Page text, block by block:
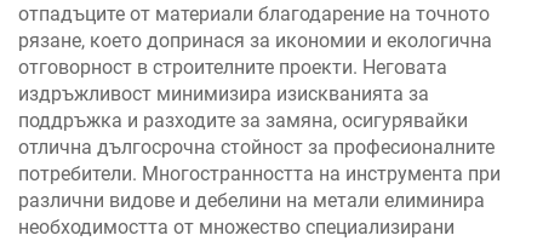
отпадъците от материали благодарение на точното
рязане, което допринася за икономии и екологична
отговорност в строителните проекти. Неговата
издръжливост минимизира изискванията за
поддръжка и разходите за замяна, осигурявайки
отлична дългосрочна стойност за професионалните
потребители. Многостранността на инструмента при
различни видове и дебелини на метали елиминира
необходимостта от множество специализирани